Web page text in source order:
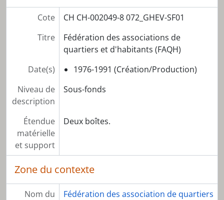
Cote
CH CH-002049-8 072_GHEV-SF01
Titre
Fédération des associations de
quartiers et d'habitants (FAQH)
Date(s)
1976-1991 (Création/Production)
Niveau de
description
Sous-fonds
Étendue
matérielle
et support
Deux boîtes.
Zone du contexte
Nom du
Fédération des association de quartiers